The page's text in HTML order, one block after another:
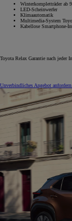
Winterkompletträder ab
LED-Scheinwerfer
Klimaautomatik
Multimedia-System
Kabellose Smartphone-
Toyota Relax Garantie nach jeder
Unverbindliches Angebot anfordern